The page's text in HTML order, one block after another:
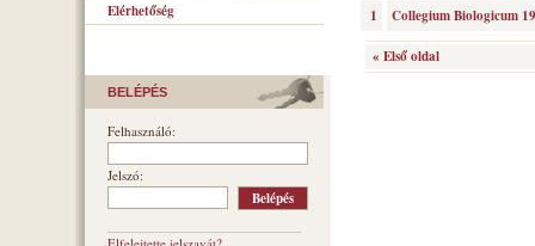
Elérhetőség
BELÉPÉS
Felhasználó:
Jelszó:
1
Collegium Biologicum
« Első oldal